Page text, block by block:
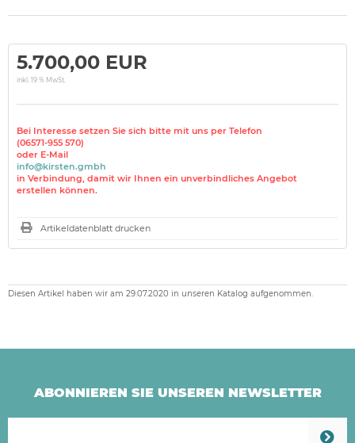
5.700,00 EUR
inkl. 19 % MwSt.
Bei Interesse setzen Sie sich bitte mit uns per Telefon
(06571-955 570)
oder E-Mail
info@kirsten.gmbh
in Verbindung, damit wir Ihnen ein unverbindliches Angebot
erstellen können.
Artikeldatenblatt drucken
Diesen Artikel haben wir am 29.07.2020 in unseren Katalog aufgenommen.
ABONNIEREN SIE UNSEREN NEWSLETTER